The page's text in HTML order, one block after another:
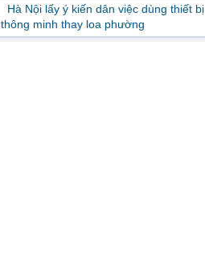
Hà Nội lấy ý kiến dân việc dùng thiết bị
thông minh thay loa phường